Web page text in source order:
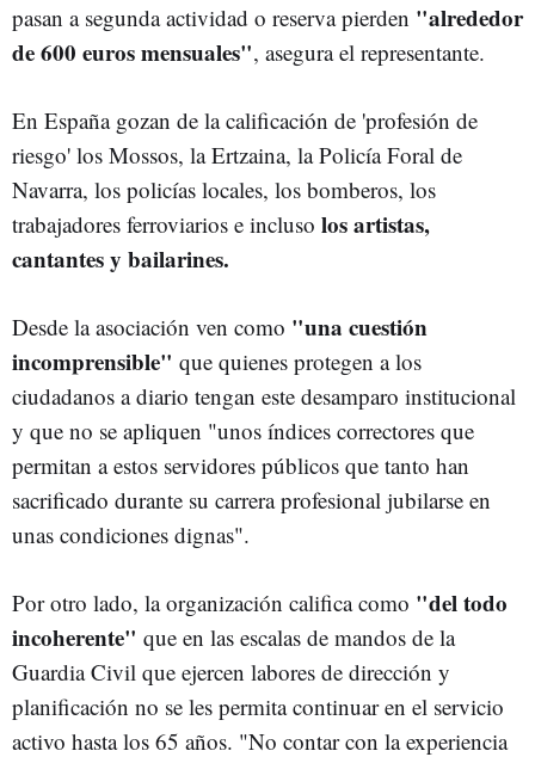
pasan a segunda actividad o reserva pierden "alrededor
de 600 euros mensuales", asegura el representante.
En España gozan de la calificación de 'profesión de
riesgo' los Mossos, la Ertzaina, la Policía Foral de
Navarra, los policías locales, los bomberos, los
trabajadores ferroviarios e incluso los artistas,
cantantes y bailarines.
Desde la asociación ven como "una cuestión
incomprensible" que quienes protegen a los
ciudadanos a diario tengan este desamparo institucional
y que no se apliquen "unos índices correctores que
permitan a estos servidores públicos que tanto han
sacrificado durante su carrera profesional jubilarse en
unas condiciones dignas".
Por otro lado, la organización califica como "del todo
incoherente" que en las escalas de mandos de la
Guardia Civil que ejercen labores de dirección y
planificación no se les permita continuar en el servicio
activo hasta los 65 años. "No contar con la experiencia